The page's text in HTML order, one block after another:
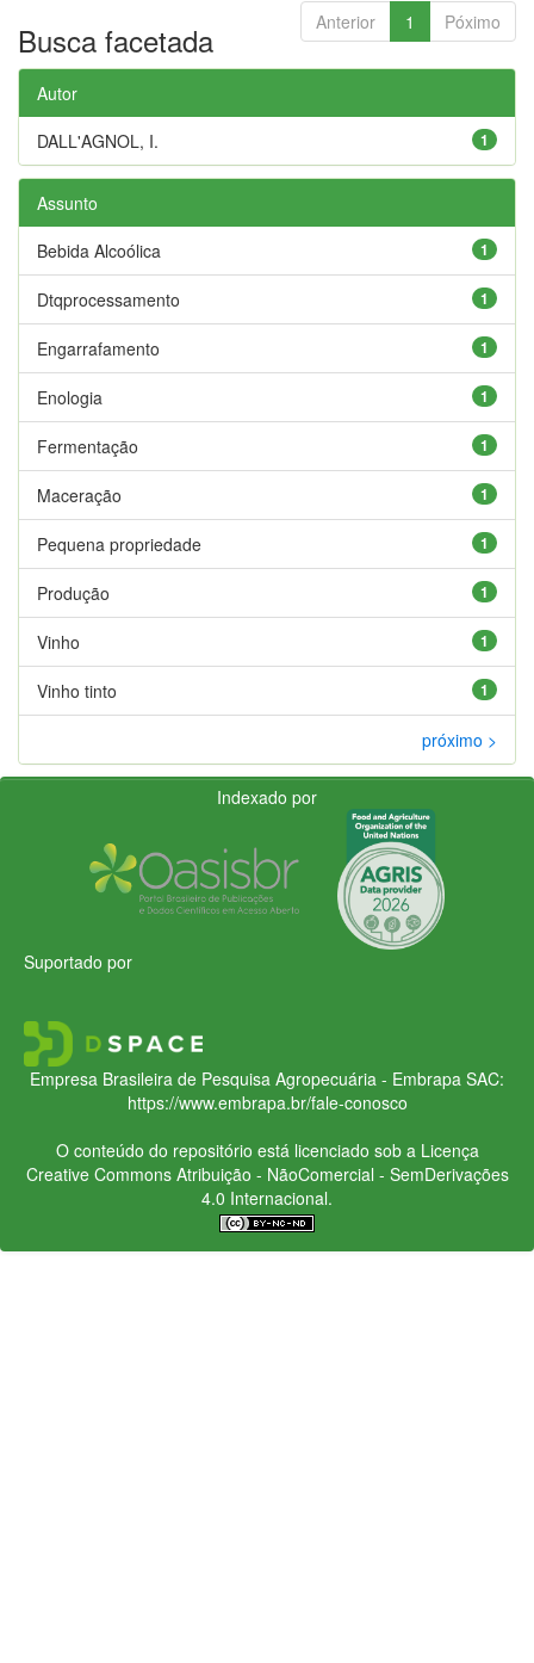
Anterior 1 Póximo
Busca facetada
Autor
1
DALL'AGNOL, I.
Assunto
1
Bebida Alcoólica
1
Dtqprocessamento
1
Engarrafamento
1
Enologia
1
Fermentação
1
Maceração
1
Pequena propriedade
1
Produção
1
Vinho
1
Vinho tinto
próximo >
Indexado por
Suportado por
Empresa Brasileira de Pesquisa Agropecuária - Embrapa SAC:
https://www.embrapa.br/fale-conosco
O conteúdo do repositório está licenciado sob a Licença
Creative CommonsAtribuição - NãoComercial - SemDerivações
4.0 Internacional.